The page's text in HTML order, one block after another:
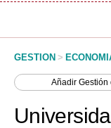
Management & Empleo
Perú
GESTION >
AñadirGestión